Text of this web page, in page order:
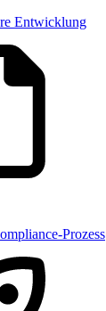
Entwicklung
Prozess